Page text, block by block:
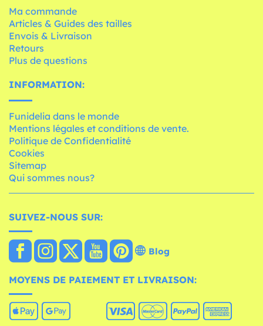
Ma commande
Articles & Guides des tailles
Envois & Livraison
Retours
Plus de questions
INFORMATION:
Funidelia dans le monde
Mentions légales et conditions de vente.
Politique de Confidentialité
Cookies
Sitemap
Qui sommes nous?
SUIVEZ-NOUS SUR:
Blog
MOYENS DE PAIEMENT ET LIVRAISON: